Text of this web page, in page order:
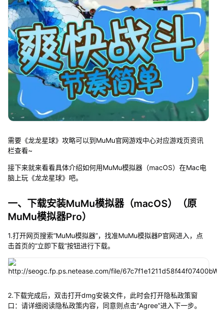
需要《龙龙星球》攻略可以到MuMu官网游戏中心对应游戏页资讯
栏查看~
接下来就来看看具体介绍如何用MuMu模拟器（macOS）在Mac电
脑上玩《龙龙星球》吧。
一、下载安装MuMu模拟器（macOS）（原
MuMu模拟器Pro）
1.打开网页搜索“MuMu模拟器”，找准MuMu模拟器P官网进入，点
击首页的“立即下载”按钮进行下载。
2.下载完成后，双击打开dmg安装文件，此时会打开隐私政策窗
口：请详细阅读隐私政策内容，同意则点击“Agree”进入下一步。